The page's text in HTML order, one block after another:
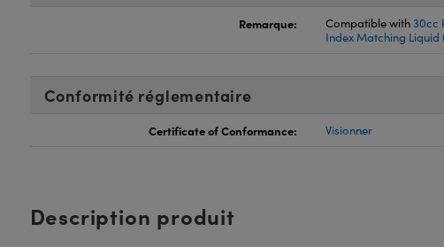
Remarque: Compatible with30cc
Index Matching Liquid
Conformité réglementaire
Certificate of Conformance: Visionner
Description produit